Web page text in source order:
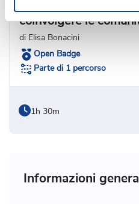
coinvolgere le
di Elisa Bonacini
Open Badge
Parte di 1 percorso
1h 30m
Informazioni